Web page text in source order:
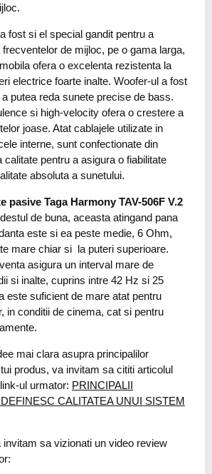
fost si el special gandit pentru a
de mijloc, pe o gama larga,
ofera o excelenta rezistenta la
electrice foarte inalte. Woofer-ul a fost
putea reda sunete precise de bass.
si high-velocity ofera o crestere a
joase. Atat cablajele utilizate in
interne, sunt confectionate din
calitate pentru a asigura o fiabilitate
absoluta a sunetului.
pasive Taga Harmony TAV-506F V.2
de buna, aceasta atingand pana
este si ea peste medie, 6 Ohm,
mare chiar si la puteri superioare.
asigura un interval mare de
si inalte, cuprins intre 42 Hz si 25
este suficient de mare atat pentru
in conditii de cinema, cat si pentru
mai clara asupra principalilor
produs, va invitam sa cititi articolul
ul urmator: PRINCIPALII
CALITATEA UNUI SISTEM
sa vizionati un video review